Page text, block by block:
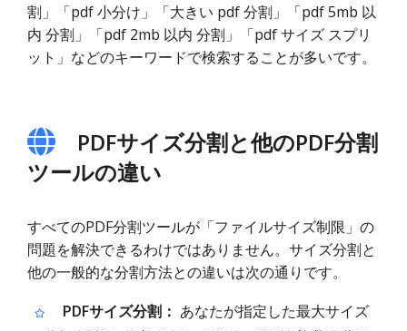
割」「pdf 小分け」「大きい pdf 分割」「pdf 5mb 以
内 分割」「pdf 2mb 以内 分割」「pdf サイズ スプリ
ット」などのキーワードで検索することが多いです。
PDFサイズ分割と他のPDF分割
ツールの違い
すべてのPDF分割ツールが「ファイルサイズ制限」の
問題を解決できるわけではありません。サイズ分割と
他の一般的な分割方法との違いは次の通りです。
PDFサイズ分割： あなたが指定した最大サイズ